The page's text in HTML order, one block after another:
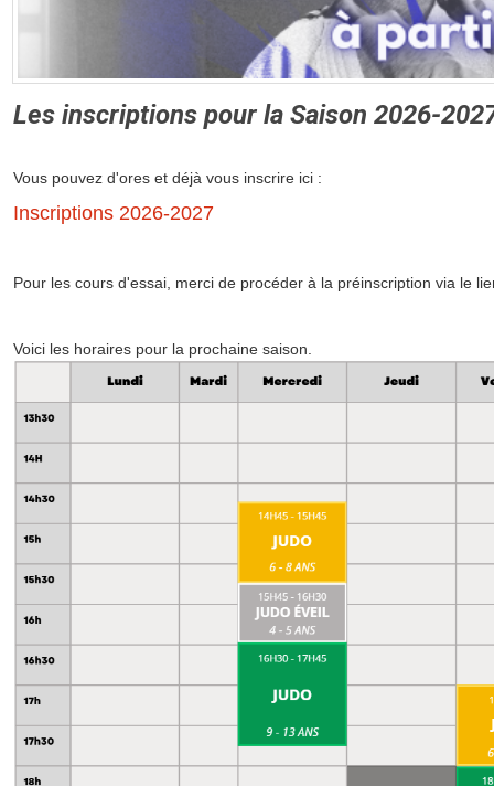
Les inscriptions pour la Saison 2026-
Vous pouvez d'ores et déjà vous inscrire ici :
Inscriptions 2026-2027
Pour les cours d'essai, merci de procéder à la préinscription via le
Voici les horaires pour la prochaine saison.